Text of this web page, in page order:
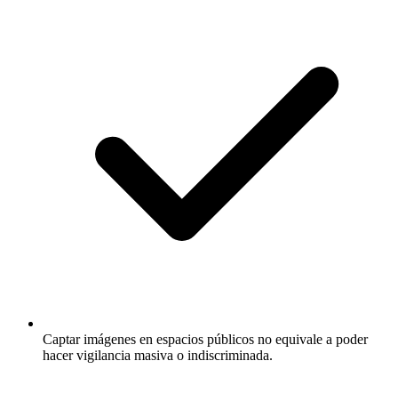
Captar imágenes en espacios públicos no equivale a poder
hacer vigilancia masiva o indiscriminada.